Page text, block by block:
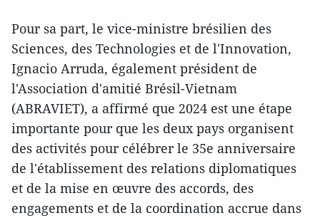
Pour sa part, le vice-ministre brésilien des
Sciences, des Technologies et de l'Innovation,
Ignacio Arruda, également président de
l'Association d'amitié Brésil-Vietnam
(ABRAVIET), a affirmé que 2024 est une étape
importante pour que les deux pays organisent
des activités pour célébrer le 35e anniversaire
de l'établissement des relations diplomatiques
et de la mise en œuvre des accords, des
engagements et de la coordination accrue dans